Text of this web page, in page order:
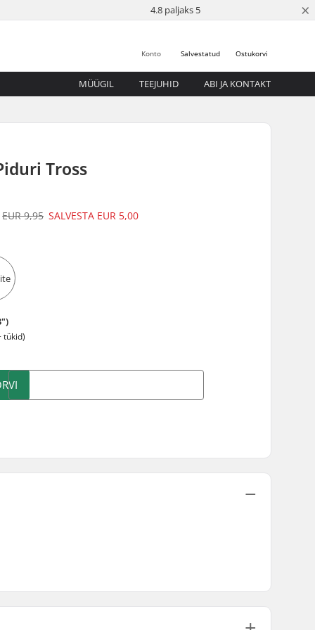
4.8 paljaks 5 ×
Ostukorvi
Salvestatud
Konto
MÜÜGIL TEEJUHID ABI JA KONTAKT
Tross
EUR 9,95 SALVESTA EUR 5,00
tükid)